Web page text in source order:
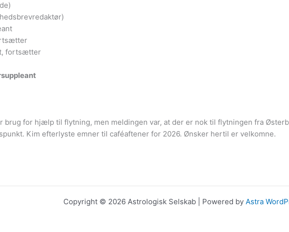
fortsætter
brug for hjælp til flytning, men meldingen var, at der er nok til flytningen fra
Kim efterlyste emner til caféaftener for 2026. Ønsker hertil er velkomne.
Copyright © 2026 Astrologisk Selskab | Powered by Astra